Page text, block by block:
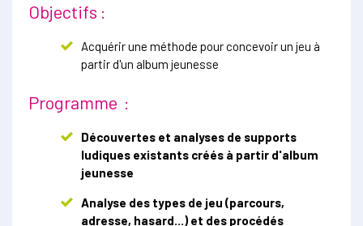
Objectifs :
Acquérir une méthode pour concevoir un jeu à
partir d'un album jeunesse
Programme :
Découvertes et analyses de supports
ludiques existants créés à partir d'album
jeunesse
Analyse des types de jeu (parcours,
adresse, hasard...) et des procédés